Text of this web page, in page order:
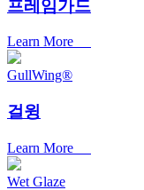
프레임가드
Learn More
GullWing®
걸윙
Learn More
Wet Glaze